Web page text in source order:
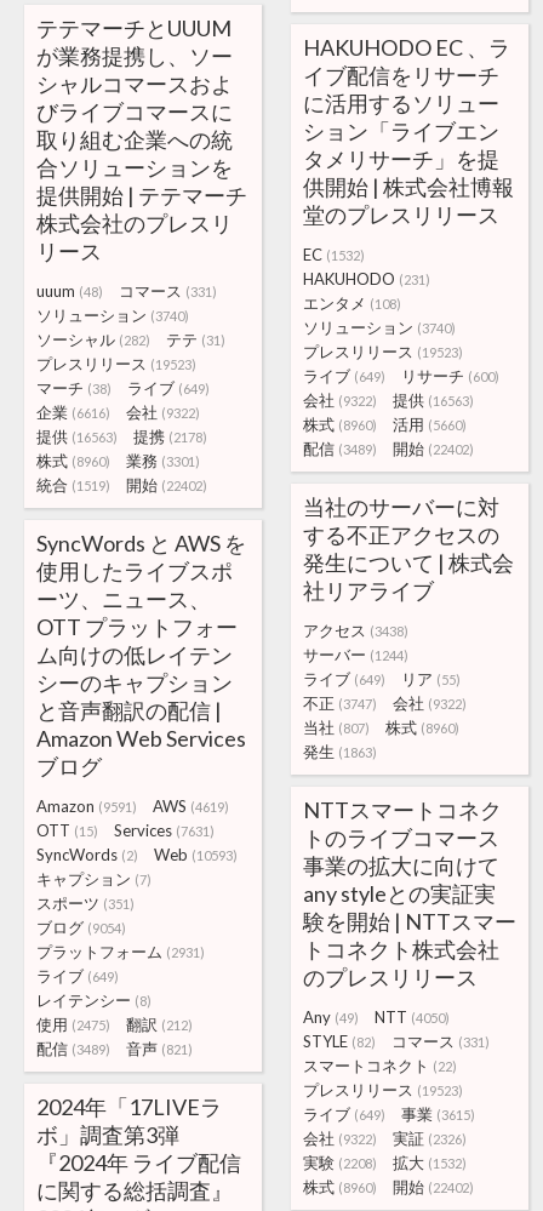
テテマーチとUUUM
が業務提携し、ソー
シャルコマースおよ
びライブコマースに
取り組む企業への統
合ソリューションを
提供開始 | テテマーチ
株式会社のプレスリ
リース
uuum (48) コマース (331)
ソリューション (3740)
ソーシャル (282) テテ (31)
プレスリリース (19523)
マーチ (38) ライブ (649)
企業 (6616) 会社 (9322)
提供 (16563) 提携 (2178)
株式 (8960) 業務 (3301)
統合 (1519) 開始 (22402)
HAKUHODO EC 、ラ
イブ配信をリサーチ
に活用するソリュー
ション「ライブエン
タメリサーチ」を提
供開始 | 株式会社博報
堂のプレスリリース
EC (1532)
HAKUHODO (231)
エンタメ (108)
ソリューション (3740)
プレスリリース (19523)
ライブ (649) リサーチ (600)
会社 (9322) 提供 (16563)
株式 (8960) 活用 (5660)
配信 (3489) 開始 (22402)
当社のサーバーに対
する不正アクセスの
発生について | 株式会
社リアライブ
アクセス (3438)
サーバー (1244)
ライブ (649) リア (55)
不正 (3747) 会社 (9322)
当社 (807) 株式 (8960)
発生 (1863)
SyncWords と AWS を
使用したライブスポ
ーツ、ニュース、
OTT プラットフォー
ム向けの低レイテン
シーのキャプション
と音声翻訳の配信 |
Amazon Web Services
ブログ
Amazon (9591) AWS (4619)
OTT (15) Services (7631)
SyncWords (2) Web (10593)
キャプション (7)
スポーツ (351)
ブログ (9054)
プラットフォーム (2931)
ライブ (649)
レイテンシー (8)
使用 (2475) 翻訳 (212)
配信 (3489) 音声 (821)
NTTスマートコネク
トのライブコマース
事業の拡大に向けて
any styleとの実証実
験を開始 | NTTスマー
トコネクト株式会社
のプレスリリース
Any (49) NTT (4050)
STYLE (82) コマース (331)
スマートコネクト (22)
プレスリリース (19523)
ライブ (649) 事業 (3615)
会社 (9322) 実証 (2326)
実験 (2208) 拡大 (1532)
株式 (8960) 開始 (22402)
2024年「17LIVEラ
ボ」調査第3弾
『2024年 ライブ配信
に関する総括調査』